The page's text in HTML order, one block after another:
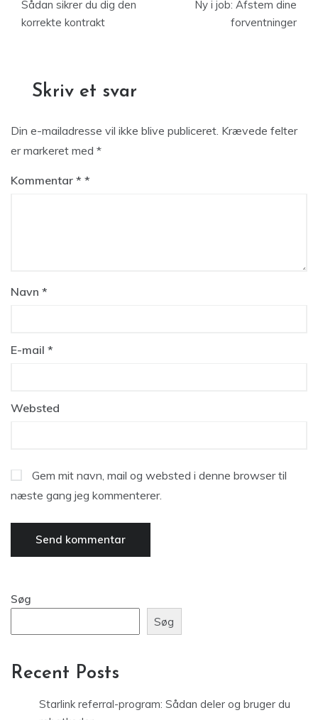
Sådan sikrer du dig den
korrekte kontrakt
Ny i job: Afstem dine
forventninger
Skriv et svar
Din e-mailadresse vil ikke blive publiceret. Krævede felter
er markeret med *
Kommentar *
Navn *
E-mail *
Websted
Gem mit navn, mail og websted i denne browser til
næste gang jeg kommenterer.
Søg
Søg
Recent Posts
Starlink referral-program: Sådan deler og bruger du